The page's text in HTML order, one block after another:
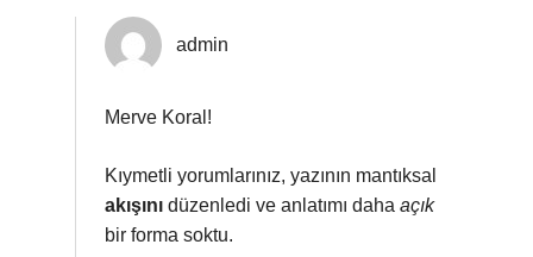
admin
Merve Koral!
Kıymetli yorumlarınız, yazının mantıksal
akışını düzenledi ve anlatımı daha açık
bir forma soktu.